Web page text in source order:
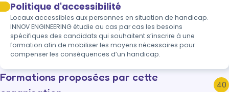
Politique d'accessibilité
Locaux accessibles aux personnes en situation de handicap.
INNOV ENGINEERING étudie au cas par cas les besoins
spécifiques des candidats qui souhaitent s’inscrire à une
formation afin de mobiliser les moyens nécessaires pour
compenser les conséquences d’un handicap.
Formations proposées par cette
40